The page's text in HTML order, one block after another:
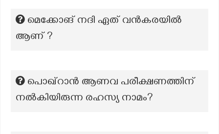
മെക്കോങ് നദി ഏത് വൻകരയിൽ
ആണ് ?
പൊഖ്റാൻ ആണവ പരീക്ഷണത്തിന്
നൽകിയിരുന്ന രഹസ്യ നാമം?